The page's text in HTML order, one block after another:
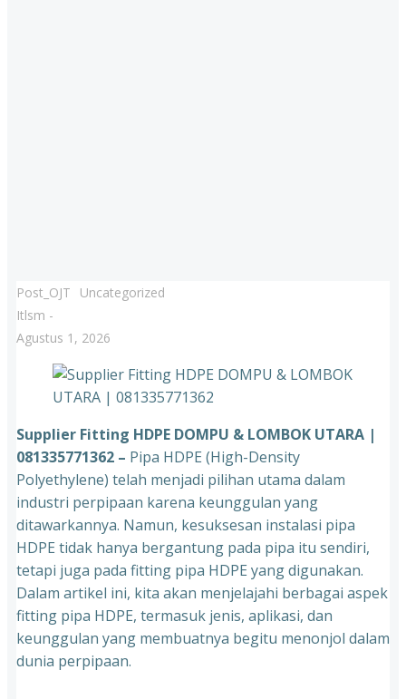
Post_OJT
Uncategorized
Itlsm -
Agustus 1, 2026
Supplier Fitting HDPE DOMPU & LOMBOK UTARA |
081335771362 – Pipa HDPE (High-Density
Polyethylene) telah menjadi pilihan utama dalam
industri perpipaan karena keunggulan yang
ditawarkannya. Namun, kesuksesan instalasi pipa
HDPE tidak hanya bergantung pada pipa itu sendiri,
tetapi juga pada fitting pipa HDPE yang digunakan.
Dalam artikel ini, kita akan menjelajahi berbagai aspek
fitting pipa HDPE, termasuk jenis, aplikasi, dan
keunggulan yang membuatnya begitu menonjol dalam
dunia perpipaan.